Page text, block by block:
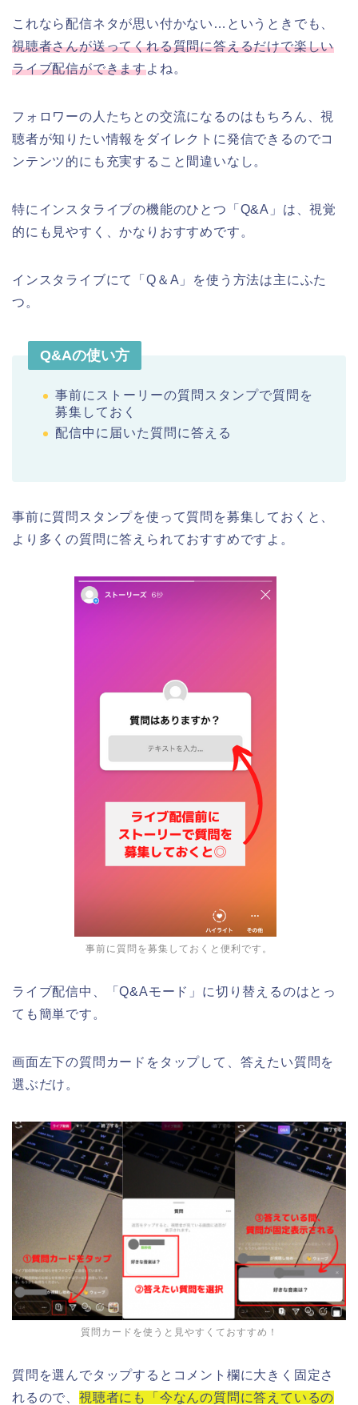
これなら配信ネタが思い付かない…というときでも、
視聴者さんが送ってくれる質問に答えるだけで楽しい
ライブ配信ができますよね。
フォロワーの人たちとの交流になるのはもちろん、視
聴者が知りたい情報をダイレクトに発信できるのでコ
ンテンツ的にも充実すること間違いなし。
特にインスタライブの機能のひとつ「Q&A」は、視覚
的にも見やすく、かなりおすすめです。
インスタライブにて「Q＆A」を使う方法は主にふた
つ。
Q&Aの使い方
事前にストーリーの質問スタンプで質問を
募集しておく
配信中に届いた質問に答える
事前に質問スタンプを使って質問を募集しておくと、
より多くの質問に答えられておすすめですよ。
事前に質問を募集しておくと便利です。
ライブ配信中、「Q&Aモード」に切り替えるのはとっ
ても簡単です。
画面左下の質問カードをタップして、答えたい質問を
選ぶだけ。
質問カードを使うと見やすくておすすめ！
質問を選んでタップするとコメント欄に大きく固定さ
れるので、 視聴者にも「今なんの質問に答えているの